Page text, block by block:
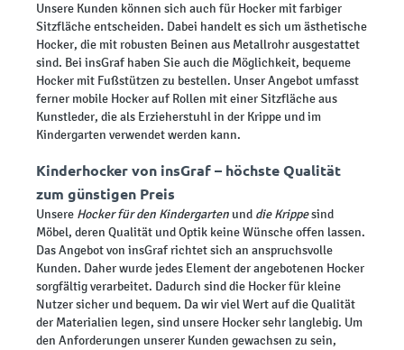
Unsere Kunden können sich auch für Hocker mit farbiger
Sitzfläche entscheiden. Dabei handelt es sich um ästhetische
Hocker, die mit robusten Beinen aus Metallrohr ausgestattet
sind. Bei insGraf haben Sie auch die Möglichkeit, bequeme
Hocker mit Fußstützen zu bestellen. Unser Angebot umfasst
ferner mobile Hocker auf Rollen mit einer Sitzfläche aus
Kunstleder, die als Erzieherstuhl in der Krippe und im
Kindergarten verwendet werden kann.
Kinderhocker von insGraf – höchste Qualität
zum günstigen Preis
Unsere Hocker für den Kindergarten und die Krippesind
Möbel, deren Qualität und Optik keine Wünsche offen lassen.
Das Angebot von insGraf richtet sich an anspruchsvolle
Kunden. Daher wurde jedes Element der angebotenen Hocker
sorgfältig verarbeitet. Dadurch sind die Hocker für kleine
Nutzer sicher und bequem. Da wir viel Wert auf die Qualität
der Materialien legen, sind unsere Hocker sehr langlebig. Um
den Anforderungen unserer Kunden gewachsen zu sein,